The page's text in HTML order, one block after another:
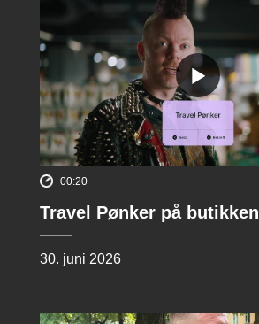
00:20
Travel Pønker på butikken
30. juni 2026